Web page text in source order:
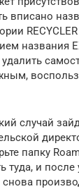
вписано
названия
случай
папку
туда, и после